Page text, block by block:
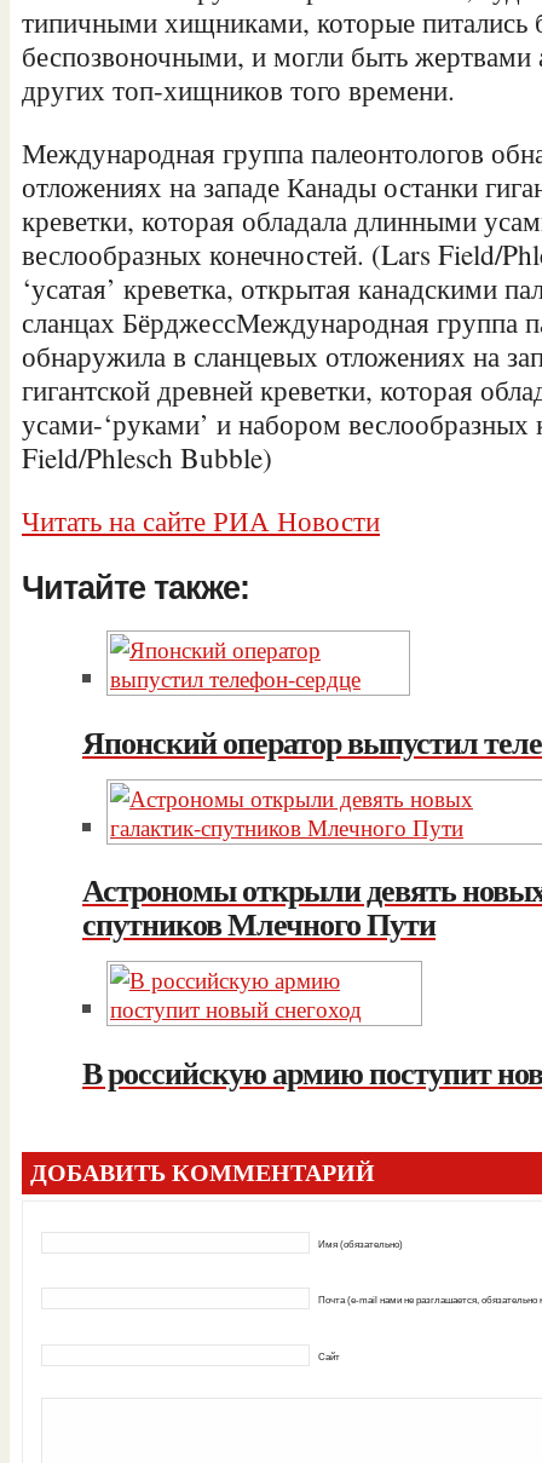
типичными хищниками, которые питались
беспозвоночными, и могли быть жертвами
других топ-хищников того времени.
Международная группа палеонтологов
отложениях на западе Канады останки
креветки, которая обладала длинными
веслообразных конечностей. (Lars Field/
‘усатая’ креветка, открытая канадскими
сланцах БёрджессМеждународная группа
обнаружила в сланцевых отложениях на
гигантской древней креветки, которая
усами-‘руками’ и набором веслообразных
Field/Phlesch Bubble)
Читать на сайте РИА Новости
Читайте также:
Японский оператор выпустил
Астрономы открыли девять
спутников Млечного Пути
В российскую армию поступит
ДОБАВИТЬ КОММЕНТАРИЙ
Имя (обязательно)
Почта (e-mail нами не разглашается, обязательно
Сайт